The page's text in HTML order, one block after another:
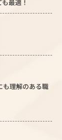
最適！
も理解のある職